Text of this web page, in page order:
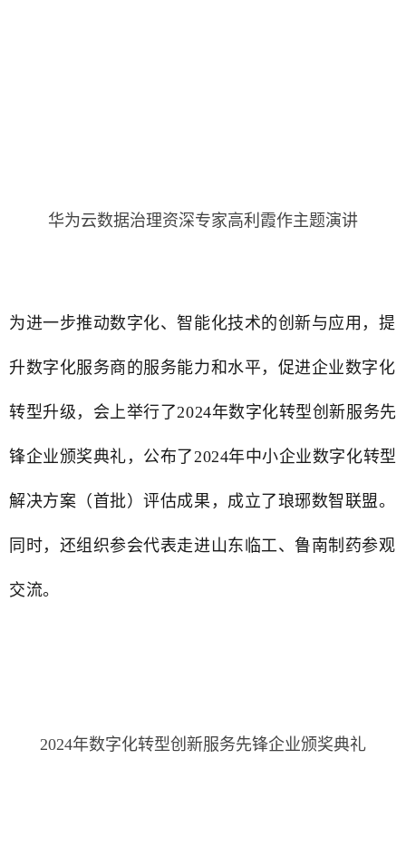
华为云数据治理资深专家高利霞作主题演讲
为进一步推动数字化、智能化技术的创新与应用，提
升数字化服务商的服务能力和水平，促进企业数字化
转型升级，会上举行了2024年数字化转型创新服务先
锋企业颁奖典礼，公布了2024年中小企业数字化转型
解决方案（首批）评估成果，成立了琅琊数智联盟。
同时，还组织参会代表走进山东临工、鲁南制药参观
交流。
2024年数字化转型创新服务先锋企业颁奖典礼